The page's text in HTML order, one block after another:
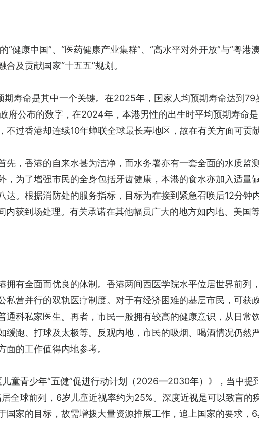
健康中国”、“医药健康产业集群”、“高水平对外开放”与“粤港
及贡献国家“十五五”规划。
寿命是其中一个关键。在2025年，国家人均预期寿命达到79
府公布的数字，在2024年，本港男性的出生时平均预期寿命
过香港却连续10年蝉联全球最长寿地区，故在有关方面可贡
先，香港的自来水甚为洁净，而水务署亦有一套全面的水质监
，为了增强市民的全身包括牙齿健康，本港的食水亦加入适量
。根据消防处的服务指标，目标为在接到紧急召唤后12分钟
获到场处理。有关承诺在其他幅员广大的地方如内地、美国
有全面而优良的体制。香港两间西医学院水平位居世界前列
营并行的双轨医疗制度。对于有经济困难的基层市民，可获
通科私家医生。再者，市民一般拥有较高的健康意识，从日常
跑、打球及太极等。反观内地，市民的吸烟、喝酒情况仍然
的工作值得内地参考。
童青少年“五健”促进行动计划（2026—2030年）》，当中提
全球前列，6岁儿童近视率约为25%。深度近视是可以致盲的
家的目标，故需增拨大量资源推展工作，追上国家的要求，6